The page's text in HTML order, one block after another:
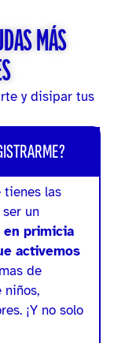
MÁS
y disipar tus
tienes las
un
en primicia
activemos
de
niños,
¡Y no solo